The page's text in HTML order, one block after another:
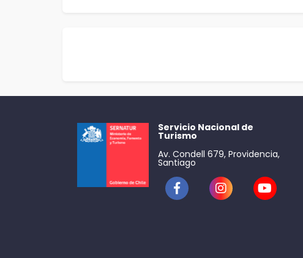
Servicio Nacional de
Turismo
Av. Condell 679, Providencia,
Santiago